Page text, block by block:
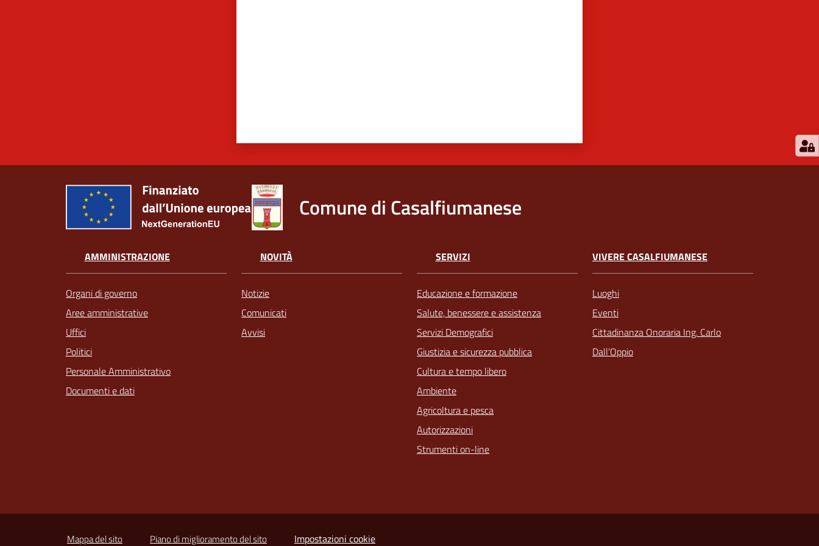
Comune di Casalfiumanese
AMMINISTRAZIONE
Organi di governo
Aree amministrative
Uffici
Politici
Personale Amministrativo
Documenti e dati
NOVITÀ
Notizie
Comunicati
Avvisi
SERVIZI
Educazione e formazione
Salute, benessere e assistenza
Servizi Demografici
Giustizia e sicurezza pubblica
Cultura e tempo libero
Ambiente
Agricoltura e pesca
Autorizzazioni
Strumenti on-line
VIVERE CASALFIUMANESE
Luoghi
Eventi
Cittadinanza Onoraria Ing. Carlo
Dall’Oppio
Mappa del sito Piano di miglioramento del sito Impostazioni cookie